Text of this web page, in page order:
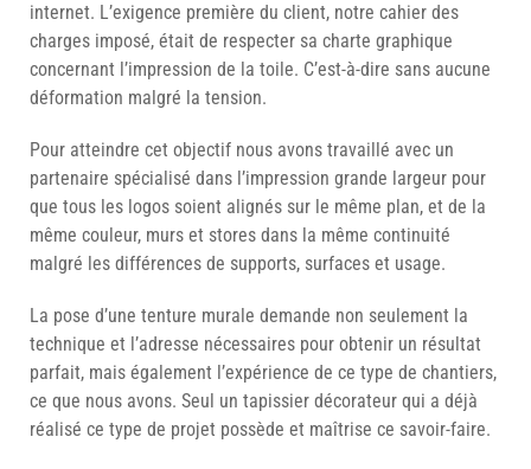
internet. L’exigence première du client, notre cahier des
charges imposé, était de respecter sa charte graphique
concernant l’impression de la toile. C’est-à-dire sans aucune
déformation malgré la tension.
Pour atteindre cet objectif nous avons travaillé avec un
partenaire spécialisé dans l’impression grande largeur pour
que tous les logos soient alignés sur le même plan, et de la
même couleur, murs et stores dans la même continuité
malgré les différences de supports, surfaces et usage.
La pose d’une tenture murale demande non seulement la
technique et l’adresse nécessaires pour obtenir un résultat
parfait, mais également l’expérience de ce type de chantiers,
ce que nous avons. Seul un tapissier décorateur qui a déjà
réalisé ce type de projet possède et maîtrise ce savoir-faire.